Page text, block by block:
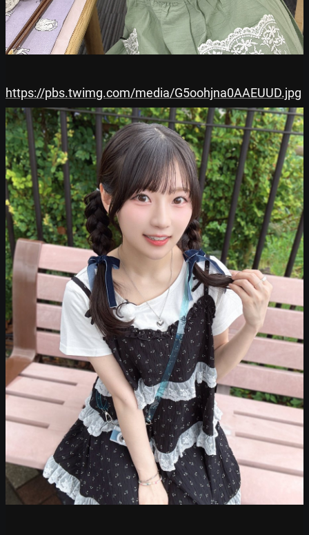
https://pbs.twimg.com/media/G5oohjna0AAEUUD.jpg